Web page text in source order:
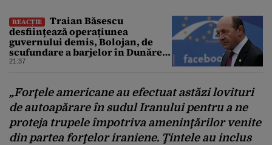
REACȚIE
Traian Băsescu
desființează operațiunea
guvernului demis, Bolojan, de
scufundare a barjelor în Dunăre:
„Este o improvizație”
21:37
„Forţele americane au efectuat astăzi lovituri
de autoapărare în sudul Iranului pentru a ne
proteja trupele împotriva ameninţărilor venite
din partea forţelor iraniene. Ţintele au inclus